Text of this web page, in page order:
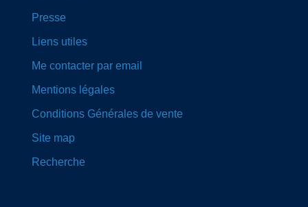
Presse
Liens utiles
Me contacter par email
Mentions légales
Conditions Générales de vente
Site map
Recherche